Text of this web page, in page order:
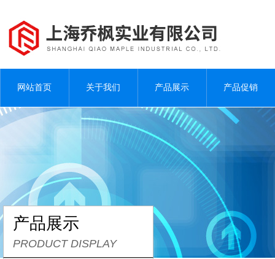
网站首页 关于我们 产品展示 产品促销
产品展示
PRODUCT DISPLAY